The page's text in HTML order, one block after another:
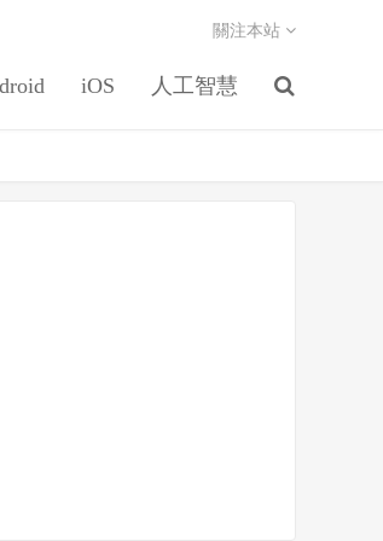
iOS 人工智慧
關注本站